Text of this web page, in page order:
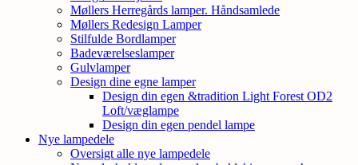
Møllers Herregårds lamper. Håndsamlede
Møllers Redesign Lamper
Stilfulde Bordlamper
Badeværelseslamper
Gulvlamper
Design dine egne lamper
Design din egen &tradition Light Forest OD2
Loft/væglampe
Design din egen pendel lampe
Nye lampedele
Oversigt alle nye lampedele